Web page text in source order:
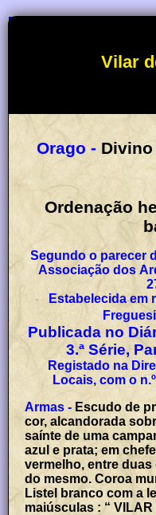
Vilar
Orago -
Ordenação
Segundo o parecer
Associação dos
Estabelecida em
Publicada no
3.ª Série,
Registado na
Locais, com o
Armas - Escudo de
cor, alcandorada
saínte de uma
azul e prata; em
vermelho, entre
do mesmo. Coroa
Listel branco com a
maiúsculas : “ VILAR